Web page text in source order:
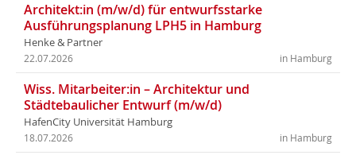
Architekt:in (m/w/d) für entwurfsstarke
Ausführungsplanung LPH5 in Hamburg
Henke & Partner
in Hamburg
22.07.2026
Wiss. Mitarbeiter:in – Architektur und
Städtebaulicher Entwurf (m/w/d)
HafenCity Universität Hamburg
in Hamburg
18.07.2026